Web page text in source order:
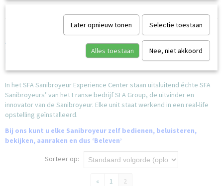
In het SFA Sanibroyeur Experience Center staan uitsluitend échte SFA
Sanibroyeurs’ van het Franse bedrijf SFA Group, de uitvinder en
innovator van de Sanibroyeur. Elke unit staat werkend in een real-life
opstelling geïnstalleerd.
Bij ons kunt u elke Sanibroyeur zelf bedienen, beluisteren,
bekijken, aanraken en dus ‘Beleven’
Sorteer op:
« 1 2
Later opnieuw tonen Selectie toestaan
Alles toestaan Nee, niet akkoord